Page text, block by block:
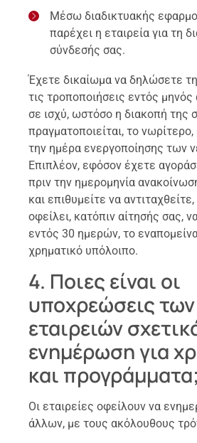
Μέσω διαδικτυακής
παρέχει η εταιρεία για τη
σύνδεσής σας.
Έχετε δικαίωμα να δηλώσετε
τις τροποποιήσεις εντός
σε ισχύ, ωστόσο η διακοπή της
πραγματοποιείται, το
την ημέρα ενεργοποίησης των
Επιπλέον, εφόσον έχετε
πριν την ημερομηνία
και επιθυμείτε να
οφείλει, κατόπιν αίτησής σας,
εντός 30 ημερών, το
χρηματικό υπόλοιπο.
4. Ποιες είναι οι
υποχρεώσεις των
εταιρειών
ενημέρωση για
και προγράμματα;
Οι εταιρείες οφείλουν να
άλλων, με τους ακόλουθους